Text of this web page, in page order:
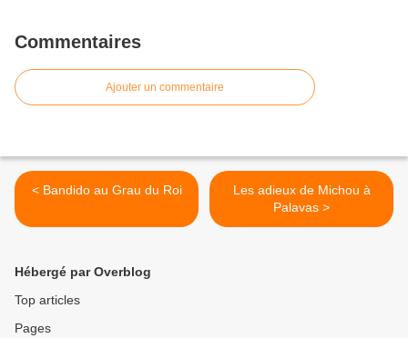
Commentaires
Ajouter un commentaire
< Bandido au Grau du Roi
Les adieux de Michou à
Palavas >
Hébergé par Overblog
Top articles
Pages